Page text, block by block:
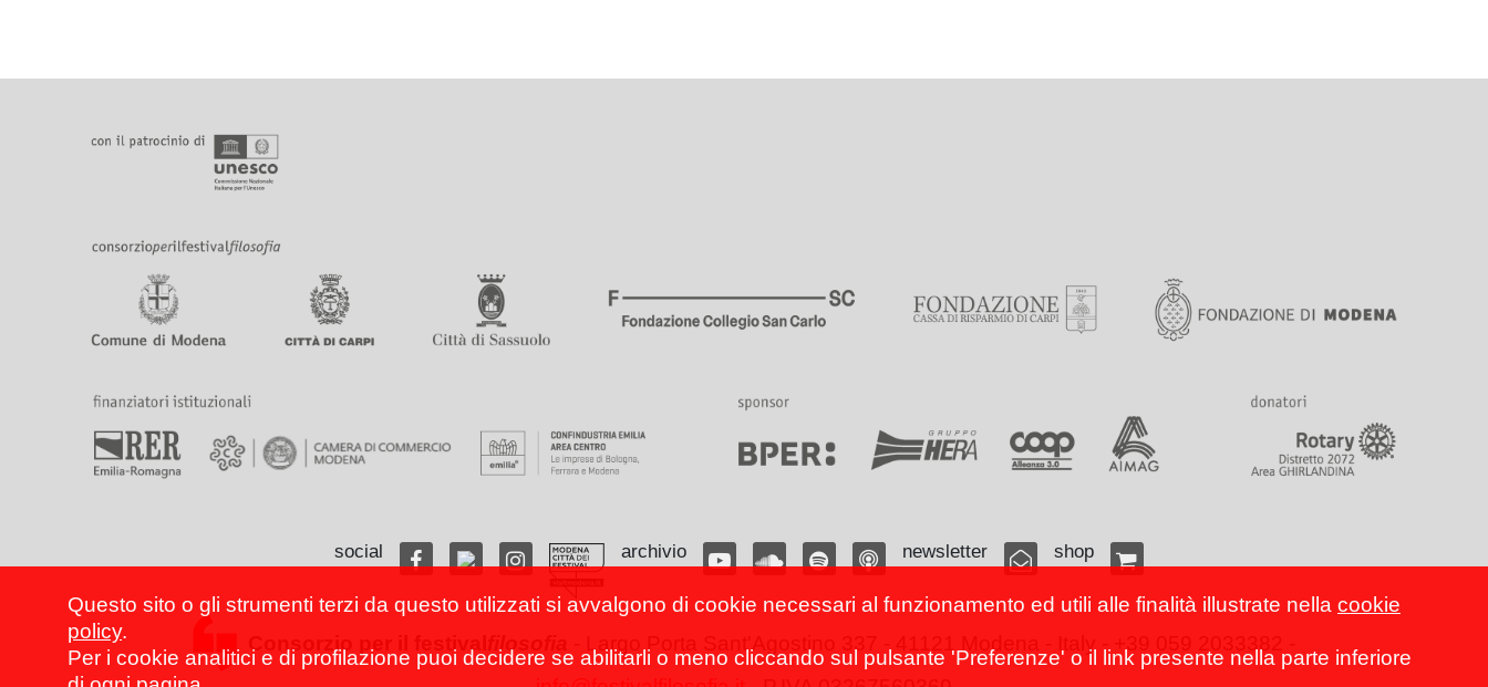
social archivio newsletter shop
Questo sito o gli strumenti terzi da questo utilizzati si avvalgono di cookie necessari al funzionamento ed utili alle finalità illustrate nella cookie
policy.
Per i cookie analitici e di profilazione puoi decidere se abilitarli o meno cliccando sul pulsante 'Preferenze' o il link presente nella parte inferiore